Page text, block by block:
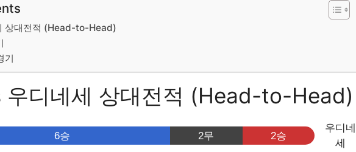
상대전적 (Head-to-Head)
기
우디네세 상대전적 (Head-to-Head)
6승 2무 2승
우디네
세